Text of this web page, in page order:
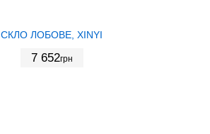
СКЛО ЛОБОВЕ, XINYI
7 652грн